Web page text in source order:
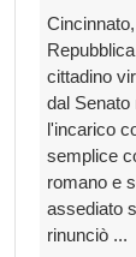
cittadino
dal
l'incarico
semplice
romano e
assediato
rinunciò ...